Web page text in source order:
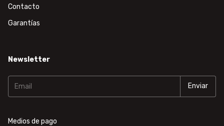
Contacto
Garantías
Newsletter
Medios de pago